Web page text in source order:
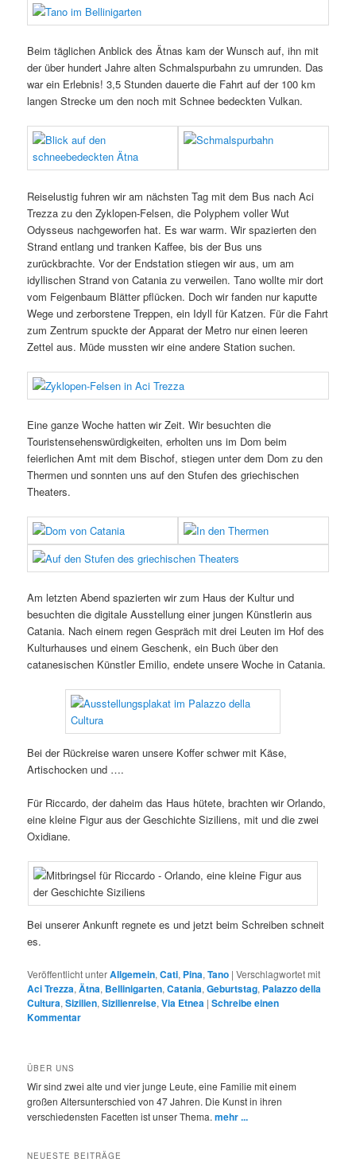
Beim täglichen Anblick des Ätnas kam der Wunsch auf, ihn mit
der über hundert Jahre alten Schmalspurbahn zu umrunden. Das
war ein Erlebnis! 3,5 Stunden dauerte die Fahrt auf der 100 km
langen Strecke um den noch mit Schnee bedeckten Vulkan.
Reiselustig fuhren wir am nächsten Tag mit dem Bus nach Aci
Trezza zu den Zyklopen-Felsen, die Polyphem voller Wut
Odysseus nachgeworfen hat. Es war warm. Wir spazierten den
Strand entlang und tranken Kaffee, bis der Bus uns
zurückbrachte. Vor der Endstation stiegen wir aus, um am
idyllischen Strand von Catania zu verweilen. Tano wollte mir dort
vom Feigenbaum Blätter pflücken. Doch wir fanden nur kaputte
Wege und zerborstene Treppen, ein Idyll für Katzen. Für die Fahrt
zum Zentrum spuckte der Apparat der Metro nur einen leeren
Zettel aus. Müde mussten wir eine andere Station suchen.
Eine ganze Woche hatten wir Zeit. Wir besuchten die
Touristensehenswürdigkeiten, erholten uns im Dom beim
feierlichen Amt mit dem Bischof, stiegen unter dem Dom zu den
Thermen und sonnten uns auf den Stufen des griechischen
Theaters.
Am letzten Abend spazierten wir zum Haus der Kultur und
besuchten die digitale Ausstellung einer jungen Künstlerin aus
Catania. Nach einem regen Gespräch mit drei Leuten im Hof des
Kulturhauses und einem Geschenk, ein Buch über den
catanesischen Künstler Emilio, endete unsere Woche in Catania.
Bei der Rückreise waren unsere Koffer schwer mit Käse,
Artischocken und ….
Für Riccardo, der daheim das Haus hütete, brachten wir Orlando,
eine kleine Figur aus der Geschichte Siziliens, mit und die zwei
Oxidiane.
Bei unserer Ankunft regnete es und jetzt beim Schreiben schneit
es.
Veröffentlicht unterAllgemein,Cati, Pina,Tano |Verschlagwortet mit
Aci Trezza,Ätna, Bellinigarten,Catania,Geburtstag, Palazzo della
Cultura,Sizilien,Sizilienreise,Via Etnea |Schreibe einen
Kommentar
ÜBER UNS
Wir sind zwei alte und vier junge Leute, eine Familie mit einem
großen Altersunterschied von 47 Jahren. Die Kunst in ihren
verschiedensten Facetten ist unser Thema.mehr ...
NEUESTE BEITRÄGE